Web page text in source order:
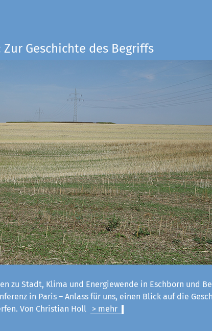
Geschichte des Begriffs
zu Stadt, Klima und Energiewende in Eschborn und
in Paris – Anlass für uns, einen Blick auf die
Von Christian Holl
> mehr